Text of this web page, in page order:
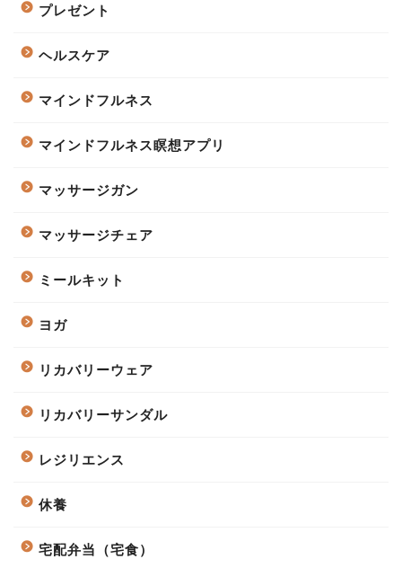
プレゼント
ヘルスケア
マインドフルネス
マインドフルネス瞑想アプリ
マッサージガン
マッサージチェア
ミールキット
ヨガ
リカバリーウェア
リカバリーサンダル
レジリエンス
休養
宅配弁当（宅食）